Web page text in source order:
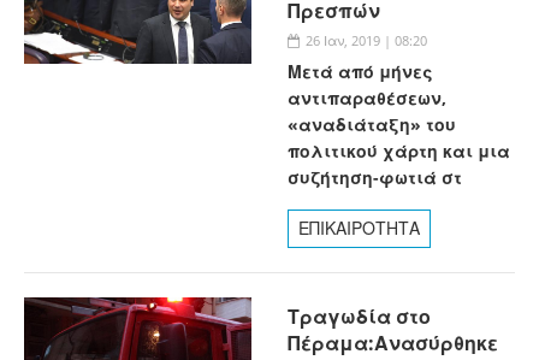
Πρεσπών
26 Ιαν, 2019 | 08:20
Μετά από μήνες
αντιπαραθέσεων,
«αναδιάταξη» του
πολιτικού χάρτη και μια
συζήτηση-φωτιά στ
ΕΠΙΚΑΙΡΟΤΗΤΑ
Τραγωδία στο
Πέραμα:Ανασύρθηκε